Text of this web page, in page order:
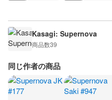
Kasagi: Supernova
商品数39
同じ作者の商品